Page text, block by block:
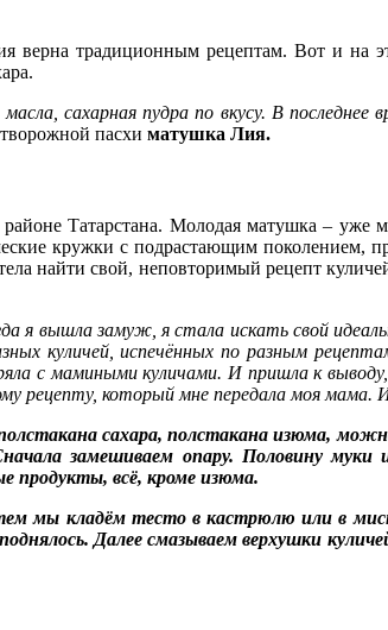
традиционным рецептам. Вот и на
сахарная пудра по вкусу. В последнее
пасхи матушка Лия.
Татарстана. Молодая матушка – уже
кружки с подрастающим поколением,
найти свой, неповторимый рецепт
я вышла замуж, я стала искать свой
куличей, испечённых по разным
с мамиными куличами. И пришла к
рецепту, который мне передала моя мама.
сахара, полстакана изюма,
замешиваем опару. Половину муки
продукты, всё, кроме изюма.
мы кладём тесто в кастрюлю или в
Далее смазываем верхушки